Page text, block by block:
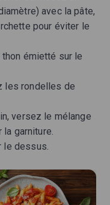
avec la pâte,
pour éviter le
émietté sur le
les rondelles de
versez le mélange
garniture.
le dessus.